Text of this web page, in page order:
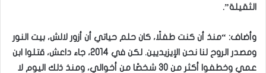
الثقيلة”.
وأضاف: “منذ أن كنت طفلًا، كان حلم حياتي أن أزور لالش، بيت النور
ومصدر الروح لنا نحن الإيزيديين. لكن في 2014، جاء داعش، قتلوا ابن
عمي وخطفوا أكثر من 30 شخصًا من أخوالي، ومنذ ذلك اليوم لا